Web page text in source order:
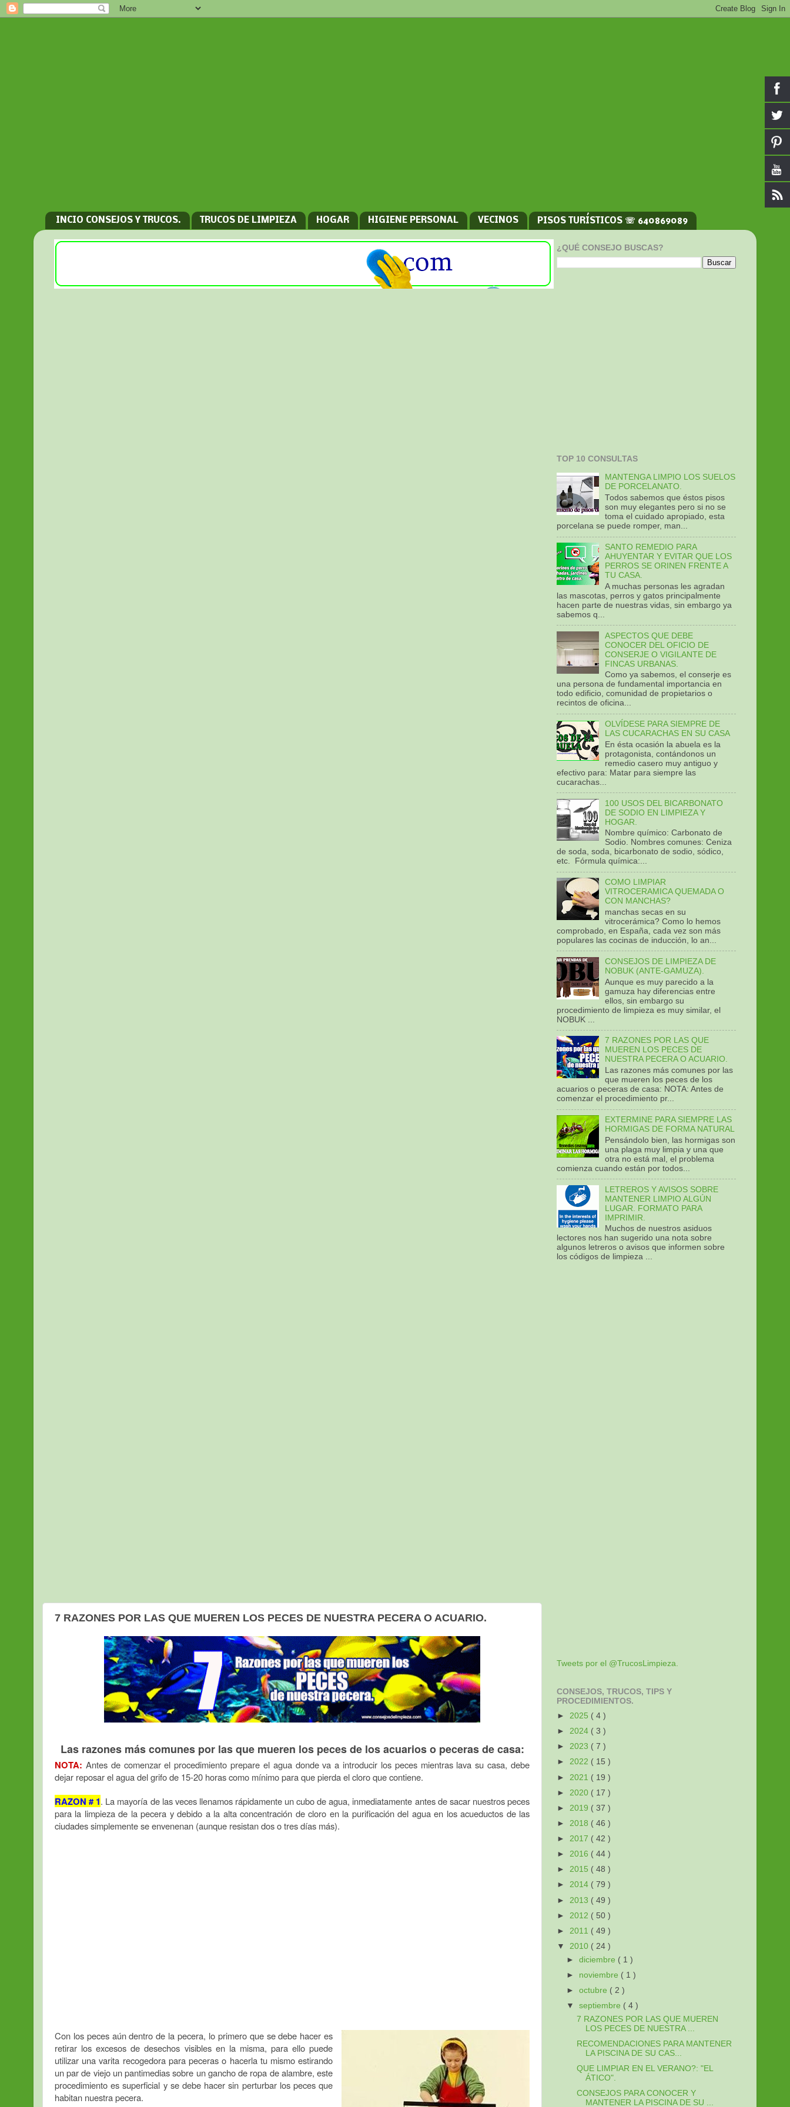
INCIO CONSEJOS Y TRUCOS. TRUCOS DE LIMPIEZA HOGAR HIGIENE PERSONAL VECINOS PISOS TURÍSTICOS ☏ 640869089
7 RAZONES POR LAS QUE MUEREN LOS PECES DE NUESTRA PECERA O ACUARIO.
Las razones más comunes por las que mueren los peces de los acuarios o peceras de casa:
NOTA: Antes de comenzar el procedimiento prepare el agua donde va a introducir los peces mientras lava su casa, debe
dejar reposar el agua del grifo de 15-20 horas como mínimo para que pierda el cloro que contiene.
RAZON # 1. La mayoría de las veces llenamos rápidamente un cubo de agua, inmediatamente antes de sacar nuestros peces
para la limpieza de la pecera y debido a la alta concentración de cloro en la purificación del agua en los acueductos de las
ciudades simplemente se envenenan (aunque resistan dos o tres días más).
Con los peces aún dentro de la pecera, lo primero que se debe hacer es
retirar los excesos de desechos visibles en la misma, para ello puede
utilizar una varita recogedora para peceras o hacerla tu mismo estirando
un par de viejo un pantimedias sobre un gancho de ropa de alambre, este
procedimiento es superficial y se debe hacer sin perturbar los peces que
habitan nuestra pecera.
¿QUÉ CONSEJO BUSCAS?
TOP 10 CONSULTAS
MANTENGA LIMPIO LOS SUELOS
DE PORCELANATO.
Todos sabemos que éstos pisos
son muy elegantes pero si no se
toma el cuidado apropiado, esta
porcelana se puede romper, man...
SANTO REMEDIO PARA
AHUYENTAR Y EVITAR QUE LOS
PERROS SE ORINEN FRENTE A
TU CASA.
A muchas personas les agradan
las mascotas, perros y gatos principalmente
hacen parte de nuestras vidas, sin embargo ya
sabemos q...
ASPECTOS QUE DEBE
CONOCER DEL OFICIO DE
CONSERJE O VIGILANTE DE
FINCAS URBANAS.
Como ya sabemos, el conserje es
una persona de fundamental importancia en
todo edificio, comunidad de propietarios o
recintos de oficina...
OLVÍDESE PARA SIEMPRE DE
LAS CUCARACHAS EN SU CASA
En ésta ocasión la abuela es la
protagonista, contándonos un
remedio casero muy antiguo y
efectivo para: Matar para siempre las
cucarachas...
100 USOS DEL BICARBONATO
DE SODIO EN LIMPIEZA Y
HOGAR.
Nombre químico: Carbonato de
Sodio. Nombres comunes: Ceniza
de soda, soda, bicarbonato de sodio, sódico,
etc. Fórmula química:...
COMO LIMPIAR
VITROCERAMICA QUEMADA O
CON MANCHAS?
manchas secas en su
vitrocerámica? Como lo hemos
comprobado, en España, cada vez son más
populares las cocinas de inducción, lo an...
CONSEJOS DE LIMPIEZA DE
NOBUK (ANTE-GAMUZA).
Aunque es muy parecido a la
gamuza hay diferencias entre
ellos, sin embargo su
procedimiento de limpieza es muy similar, el
NOBUK ...
7 RAZONES POR LAS QUE
MUEREN LOS PECES DE
NUESTRA PECERA O ACUARIO.
Las razones más comunes por las
que mueren los peces de los
acuarios o peceras de casa: NOTA: Antes de
comenzar el procedimiento pr...
EXTERMINE PARA SIEMPRE LAS
HORMIGAS DE FORMA NATURAL
Pensándolo bien, las hormigas son
una plaga muy limpia y una que
otra no está mal, el problema
comienza cuando están por todos...
LETREROS Y AVISOS SOBRE
MANTENER LIMPIO ALGÚN
LUGAR. FORMATO PARA
IMPRIMIR.
Muchos de nuestros asiduos
lectores nos han sugerido una nota sobre
algunos letreros o avisos que informen sobre
los códigos de limpieza ...
Tweets por el @TrucosLimpieza.
CONSEJOS, TRUCOS, TIPS Y
PROCEDIMIENTOS.
► 2025 ( 4 )
► 2024 ( 3 )
► 2023 ( 7 )
► 2022 ( 15 )
► 2021 ( 19 )
► 2020 ( 17 )
► 2019 ( 37 )
► 2018 ( 46 )
► 2017 ( 42 )
► 2016 ( 44 )
► 2015 ( 48 )
► 2014 ( 79 )
► 2013 ( 49 )
► 2012 ( 50 )
► 2011 ( 49 )
▼ 2010 ( 24 )
►diciembre ( 1 )
► noviembre ( 1 )
►octubre ( 2 )
▼septiembre ( 4 )
7 RAZONES POR LAS QUE MUEREN
LOS PECES DE NUESTRA ...
RECOMENDACIONES PARA MANTENER
LA PISCINA DE SU CAS...
QUE LIMPIAR EN EL VERANO?: "EL
ÁTICO".
CONSEJOS PARA CONOCER Y
MANTENER LA PISCINA DE SU ...